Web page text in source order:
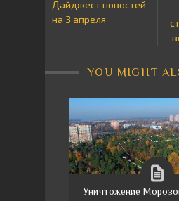
Дайджест новостей
на 3 апреля
YOU MIGHT
Уничтожение